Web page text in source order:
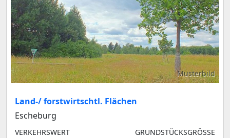
Musterbild
Land-/ forstwirtschtl. Flächen
Escheburg
VERKEHRSWERT
GRUNDSTÜCKSGRÖSSE C